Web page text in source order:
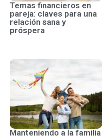
Temas financieros en
pareja: claves para una
relación sana y
próspera
Manteniendo a la familia